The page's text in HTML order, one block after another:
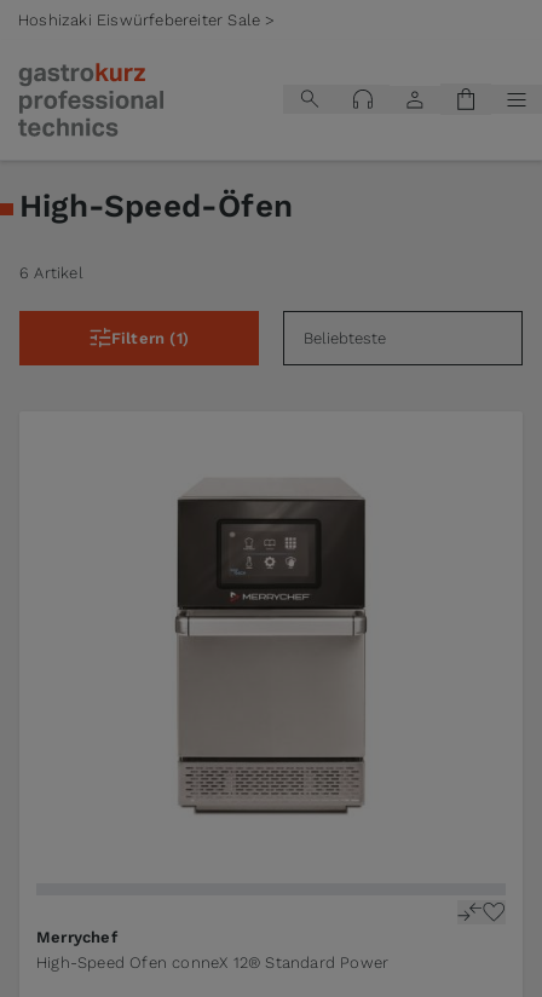
Hoshizaki Eiswürfebereiter Sale >
High-Speed-Öfen
6 Artikel
Filtern (1)
Merrychef
High-Speed Ofen conneX 12® Standard Power